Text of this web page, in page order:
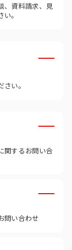
、資料請求、見
。
い。
関するお問い合
問い合わせ